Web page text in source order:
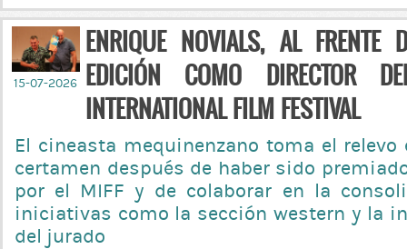
ENRIQUE NOVIALS, AL FRENTE
EDICIÓN COMO DIRECTOR
INTERNATIONAL FILM FESTIVAL
15-07-2026
El cineasta mequinenzano toma el
certamen después de haber sido
por el MIFF y de colaborar en la
iniciativas como la sección western y la
del jurado